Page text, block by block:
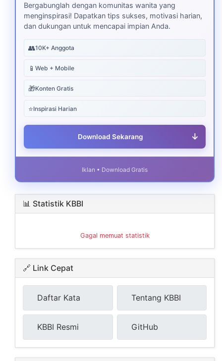
Bergabunglah dengan komunitas wanita yang
menginspirasi! Dapatkan tips sukses, motivasi harian,
dan dukungan untuk mencapai impian Anda.
👥10K+ Anggota
📱 Web + Mobile
🎁Konten Gratis
⭐Inspirasi Harian
Download Sekarang ↓
Iklan • Download Gratis
📊 Statistik KBBI
Gagal memuat statistik
🔗 Link Cepat
Daftar Kata Tentang KBBI
KBBI Resmi GitHub